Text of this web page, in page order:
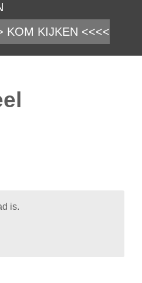
KOM KIJKEN <<<<
is.